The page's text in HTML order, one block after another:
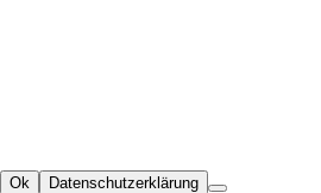
Ok Datenschutzerklärung